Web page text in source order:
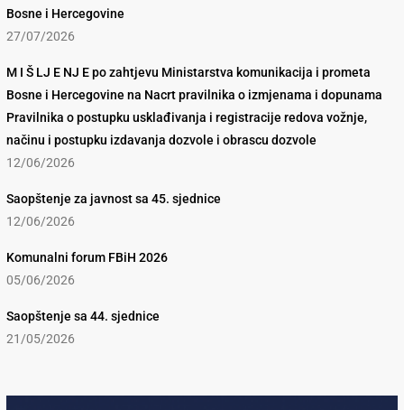
Bosne i Hercegovine
27/07/2026
M I Š LJ E NJ E po zahtjevu Ministarstva komunikacija i prometa
Bosne i Hercegovine na Nacrt pravilnika o izmjenama i dopunama
Pravilnika o postupku usklađivanja i registracije redova vožnje,
načinu i postupku izdavanja dozvole i obrascu dozvole
12/06/2026
Saopštenje za javnost sa 45. sjednice
12/06/2026
Komunalni forum FBiH 2026
05/06/2026
Saopštenje sa 44. sjednice
21/05/2026